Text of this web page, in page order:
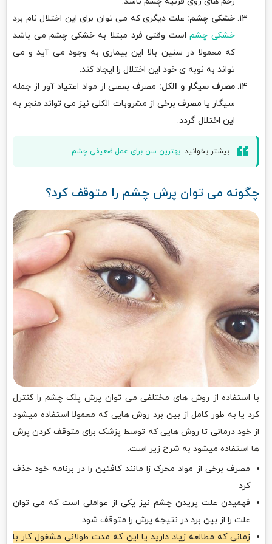
خشکی چشم: علت دیگری که می توان برای این اختلال نام برد
خشکی چشماست وقتی فرد مبتلا به خشکی چشم می باشد
که معمولا در سنین بالا این بیماری به وجود می آید و می
تواند به نوبه ی خود این اختلال را ایجاد کند.
مصرف سیگار و الکل: مصرف بعضی از مواد اعتیاد آور از جمله
سیگار یا مصرف برخی از مشروبات الکلی نیز می تواند منجر به
این اختلال گردد.
بیشتر بخوانید: بهترین سن برای عمل ضعیفی چشم
چگونه می توان پرش چشم را متوقف کرد؟
با استفاده از روش های مختلفی می توان پرش پلک چشم را کنترل
کرد یا به طور کامل از بین برد روش هایی که معمولا استفاده میشود
از خود درمانی تا روش هایی که توسط پزشک برای متوقف کردن پرش
ها استفاده میشود به شرح زیر است.
مصرف برخی از مواد محرک زا مانند کافئین را در برنامه خود حذف
کرد
فهمیدن علت پریدن چشم نیز یکی از عواملی است که می توان
علت را از بین برد در نتیجه پرش را متوقف شود.
زمانی که مطالعه زیاد دارید یا این که مدت طولانی مشغول کار با